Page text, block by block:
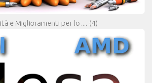
e Miglioramenti per lo… (4)